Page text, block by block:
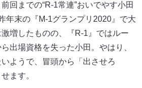
回までの“R-1常連”おいでやす小田
年末の『M-1グランプリ2020』で大
増したものの、『R-1』ではルー
出場資格を失った小田。やはり、
ようで、冒頭から「出させろ
ます。